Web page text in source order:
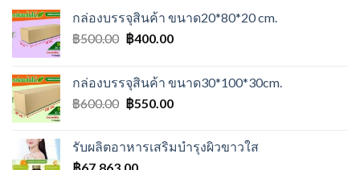
กล่องบรรจุสินค้า ขนาด20*80*20 cm.
฿500.00 Original
฿500.00.
฿400.00Current
฿400.00.
กล่องบรรจุสินค้า ขนาด30*100*30cm.
฿600.00 Original
฿600.00.
฿550.00Current
฿550.00.
รับผลิตอาหารเสริมบำรุงผิวขาวใส